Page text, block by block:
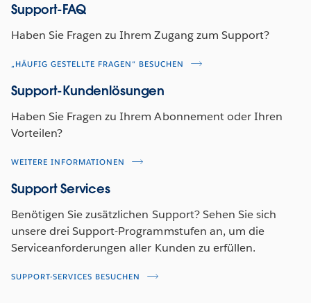
Support-FAQ
Haben Sie Fragen zu Ihrem Zugang zum Support?
„HÄUFIG GESTELLTE FRAGEN“ BESUCHEN
Support-Kundenlösungen
Haben Sie Fragen zu Ihrem Abonnement oder Ihren
Vorteilen?
WEITERE INFORMATIONEN
Support Services
Benötigen Sie zusätzlichen Support? Sehen Sie sich
unsere drei Support-Programmstufen an, um die
Serviceanforderungen aller Kunden zu erfüllen.
SUPPORT-SERVICES BESUCHEN